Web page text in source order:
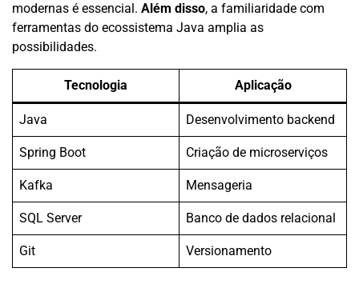
modernas é essencial. Além disso, a familiaridade com
ferramentas do ecossistema Java amplia as
possibilidades.
Tecnologia Aplicação
Java Desenvolvimento backend
Spring Boot Criação de microserviços
Kafka Mensageria
SQL Server Banco de dados relacional
Git Versionamento